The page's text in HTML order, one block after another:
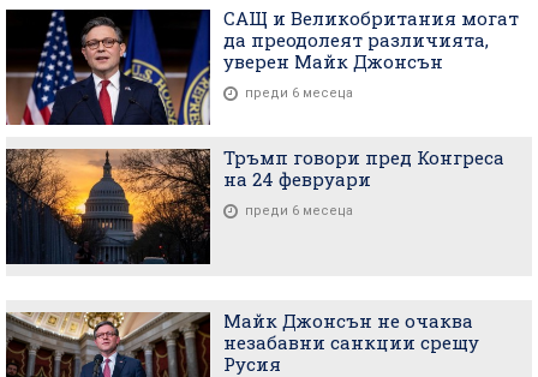
САЩ и Великобритания могат
да преодолеят различията,
уверен Майк Джонсън
преди 6 месеца
Тръмп говори пред Конгреса
на 24 февруари
преди 6 месеца
Майк Джонсън не очаква
незабавни санкции срещу
Русия